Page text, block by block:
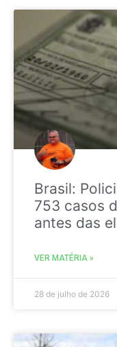
Brasil:
753 casos
antes das
VER MATÉRIA »
28 de julho de 2026